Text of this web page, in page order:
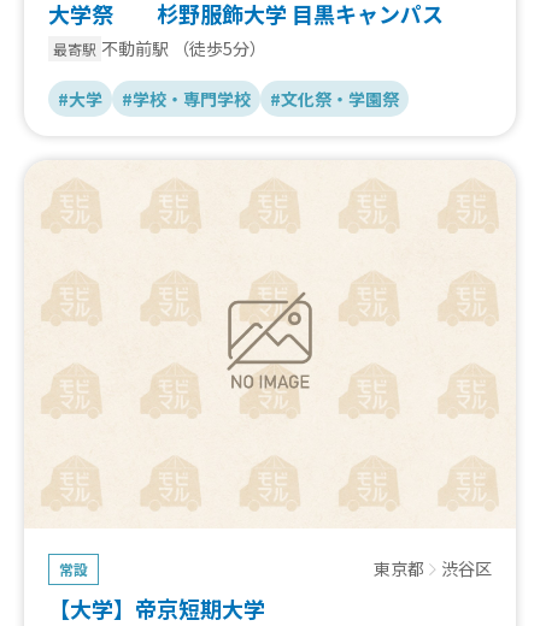
大学祭 杉野服飾大学 目黒キャンパス
最寄駅 不動前駅 （徒歩5分）
#大学 #学校・専門学校 #文化祭・学園祭
常設 東京都 渋谷区
【大学】帝京短期大学